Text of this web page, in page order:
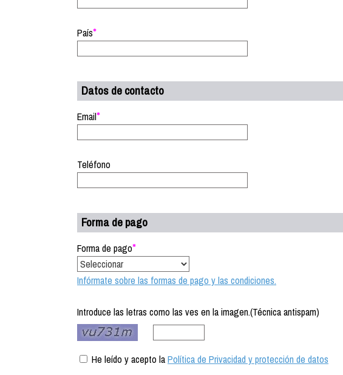
País*
Datos de contacto
Email*
Teléfono
Forma de pago
Forma de pago*
Infórmate sobre las formas de pago y las condiciones.
Introduce las letras como las ves en la imagen.(Técnica antispam)
He leído y acepto laPolítica de Privacidad y protección de datos